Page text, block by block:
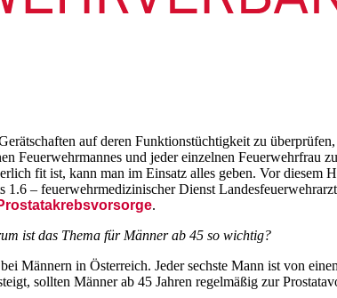
auf deren Funktionstüchtigkeit zu
Feuerwehrmannes und jeder einzelnen Feuerwehrfrau
fit ist, kann man im Einsatz alles geben. Vor diesem
– feuerwehrmedizinischer Dienst
.
ist das Thema für Männer ab 45 so wichtig?
Männern in Österreich. Jeder sechste Mann ist von
sollten Männer ab 45 Jahren regelmäßig zur